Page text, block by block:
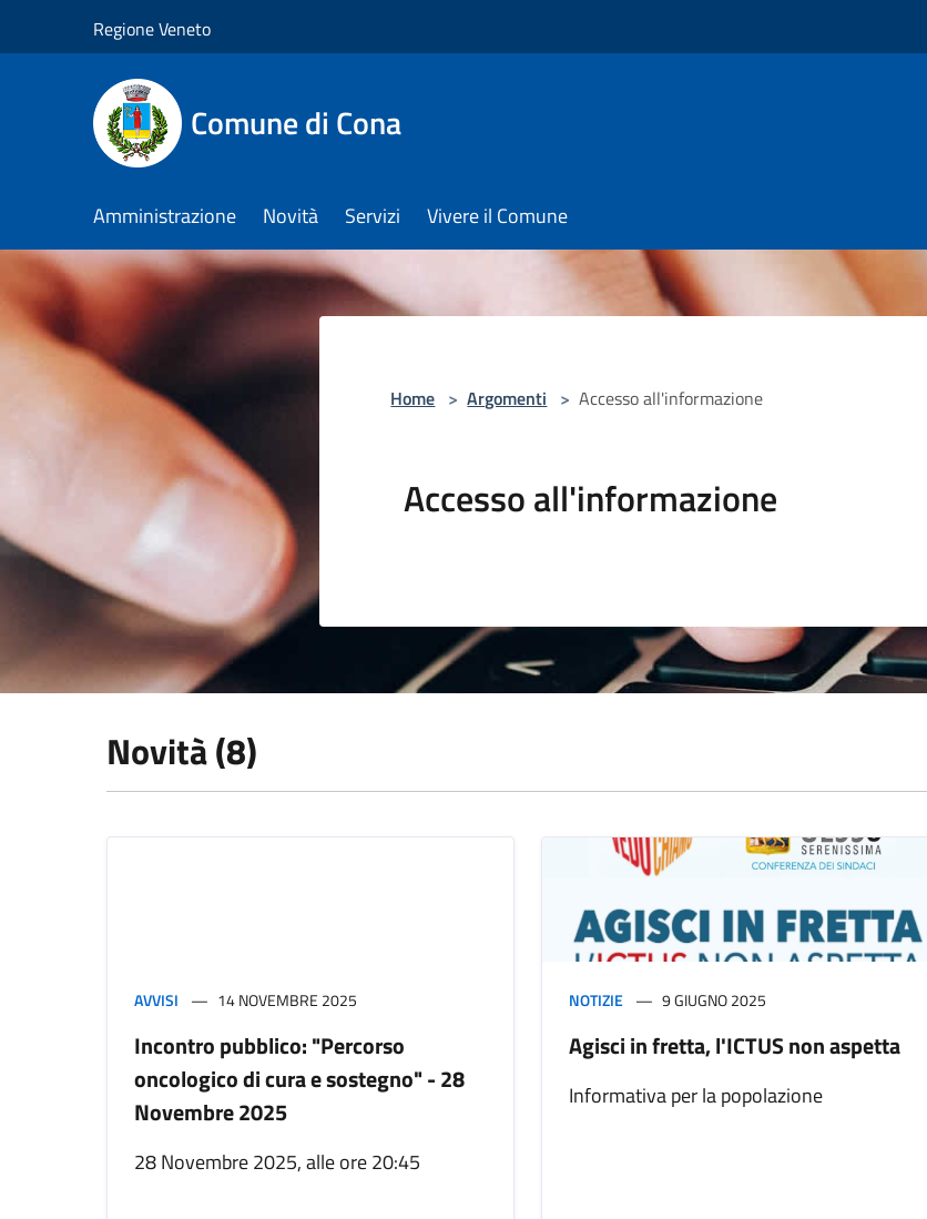
Regione Veneto
Comune di Cona
Amministrazione Novità Servizi Vivere il Comune
Home > Argomenti > Accesso all'informazione
Accesso all'informazione
Novità (8)
AVVISI 14 NOVEMBRE 2025
Incontro pubblico: "Percorso
oncologico di cura e sostegno" - 28
Novembre 2025
28 Novembre 2025, alle ore 20:45
NOTIZIE 9 GIUGNO 2025
Agisci in fretta, l'ICTUS non aspetta
Informativa per la popolazione